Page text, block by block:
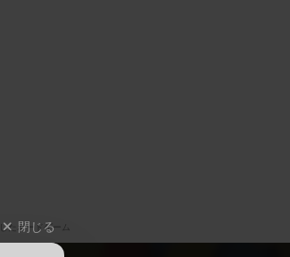
たボードゲーム
閉じる